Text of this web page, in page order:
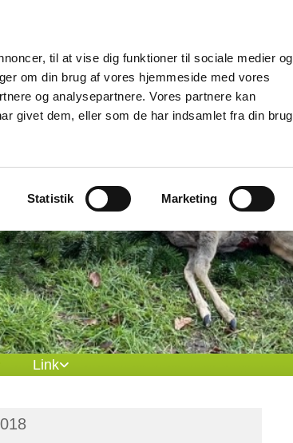
til at vise dig funktioner til sociale medier og
om din brug af vores hjemmeside med vores
og analysepartnere. Vores partnere kan
givet dem, eller som de har indsamlet fra din brug
Statistik Marketing
Link